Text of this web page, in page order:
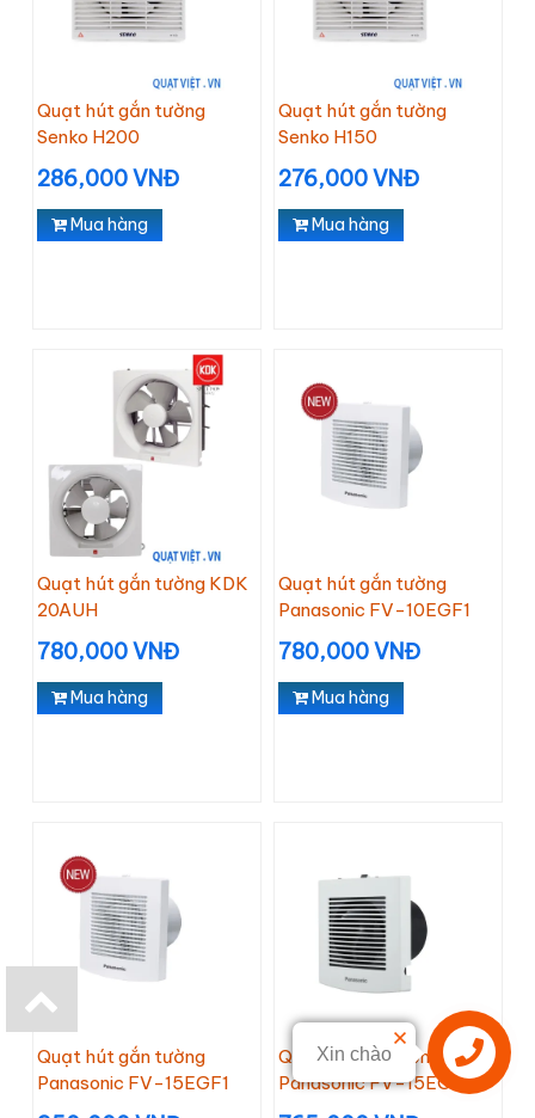
Quạt hút gắn tường
Senko H200
286,000 VNĐ
Mua hàng
Quạt hút gắn tường
Senko H150
276,000 VNĐ
Mua hàng
Quạt hút gắn tường KDK
20AUH
780,000 VNĐ
Mua hàng
Quạt hút gắn tường
Panasonic FV-10EGF1
780,000 VNĐ
Mua hàng
Quạt hút gắn tường
Panasonic FV-15EGF1
Quạt hút âm tường
Panasonic FV-15EGD2
Xin chào